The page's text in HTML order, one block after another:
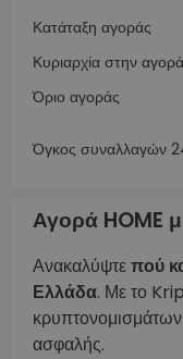
Κατάταξη αγοράς
Κυριαρχία στην αγορά
Όριο αγοράς
Όγκος συναλλαγών
Αγορά HOME
Ανακαλύψτεπού
Ελλάδα. Με το
κρυπτονομισμάτων
ασφαλής.